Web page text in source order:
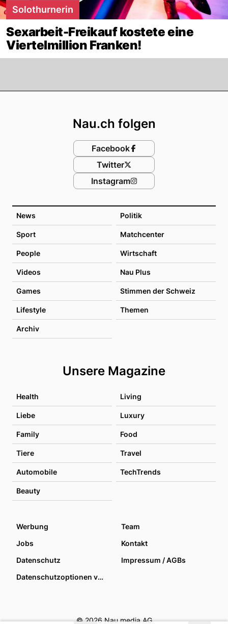
Solothurnerin
Sexarbeit-Freikauf kostete eine
Viertelmillion Franken!
News Politik
Sport Matchcenter
People Wirtschaft
Videos Nau Plus
Games Stimmen der Schweiz
Lifestyle Themen
Archiv
Unsere Magazine
Health Living
Liebe Luxury
Family Food
Tiere Travel
Automobile TechTrends
Beauty
Nau.ch folgen
Facebook
Twitter
Instagram
Werbung
Team
Jobs
Kontakt
Datenschutz
Impressum / AGBs
Datenschutzoptionen verwalten
© 2026 Nau media AG